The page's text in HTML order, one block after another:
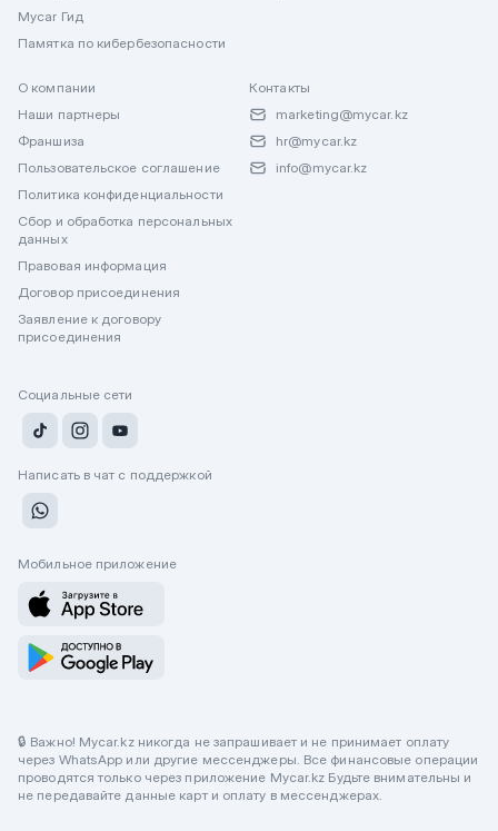
Mycar Гид
Памятка по кибербезопасности
О компании
Наши партнеры
Франшиза
Пользовательское соглашение
Политика конфиденциальности
Сбор и обработка персональных
данных
Правовая информация
Договор присоединения
Заявление к договору
присоединения
Контакты
marketing@mycar.kz
hr@mycar.kz
info@mycar.kz
Социальные сети
Написать в чат с поддержкой
Мобильное приложение
🔒 Важно! Mycar.kz никогда не запрашивает и не принимает оплату
через WhatsApp или другие мессенджеры. Все финансовые операции
проводятся только через приложение Mycar.kz Будьте внимательны и
не передавайте данные карт и оплату в мессенджерах.